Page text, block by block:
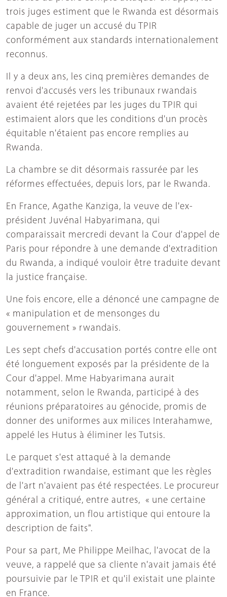
trois juges estiment que le Rwanda est désormais
capable de juger un accusé du TPIR
conformément aux standards internationalement
reconnus.
Il y a deux ans, les cinq premières demandes de
renvoi d'accusés vers les tribunaux rwandais
avaient été rejetées par les juges du TPIR qui
estimaient alors que les conditions d'un procès
équitable n'étaient pas encore remplies au
Rwanda.
La chambre se dit désormais rassurée par les
réformes effectuées, depuis lors, par le Rwanda.
En France, Agathe Kanziga, la veuve de l'ex-
président Juvénal Habyarimana, qui
comparaissait mercredi devant la Cour d'appel de
Paris pour répondre à une demande d'extradition
du Rwanda, a indiqué vouloir être traduite devant
la justice française.
Une fois encore, elle a dénoncé une campagne de
« manipulation et de mensonges du
gouvernement » rwandais.
Les sept chefs d'accusation portés contre elle ont
été longuement exposés par la présidente de la
Cour d'appel. Mme Habyarimana aurait
notamment, selon le Rwanda, participé à des
réunions préparatoires au génocide, promis de
donner des uniformes aux milices Interahamwe,
appelé les Hutus à éliminer les Tutsis.
Le parquet s'est attaqué à la demande
d'extradition rwandaise, estimant que les règles
de l'art n'avaient pas été respectées. Le procureur
général a critiqué, entre autres, « une certaine
approximation, un flou artistique qui entoure la
description de faits".
Pour sa part, Me Philippe Meilhac, l'avocat de la
veuve, a rappelé que sa cliente n'avait jamais été
poursuivie par le TPIR et qu'il existait une plainte
en France.